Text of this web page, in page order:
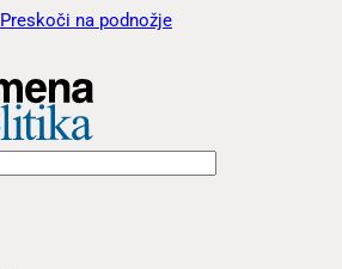
Preskoči na podnožje